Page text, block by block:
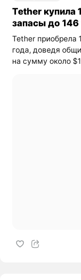
Tether купила
запасы до 146
Tether приобрела
года, доведя
на сумму около